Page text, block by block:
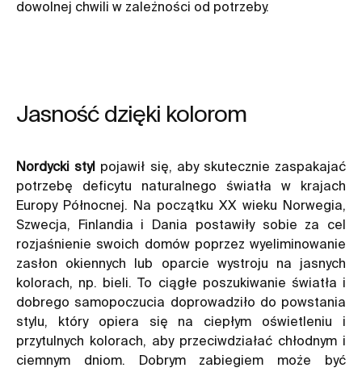
dowolnej chwili w zależności od potrzeby.
Jasność dzięki kolorom
Nordycki styl pojawił się, aby skutecznie zaspakajać
potrzebę deficytu naturalnego światła w krajach
Europy Północnej. Na początku XX wieku Norwegia,
Szwecja, Finlandia i Dania postawiły sobie za cel
rozjaśnienie swoich domów poprzez wyeliminowanie
zasłon okiennych lub oparcie wystroju na jasnych
kolorach, np. bieli. To ciągłe poszukiwanie światła i
dobrego samopoczucia doprowadziło do powstania
stylu, który opiera się na ciepłym oświetleniu i
przytulnych kolorach, aby przeciwdziałać chłodnym i
ciemnym dniom. Dobrym zabiegiem może być